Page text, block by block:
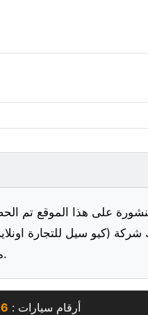
على هذا الموقع تم
شركة (كيو سيل للتجارة
من الأغراض المعلنة شخصيا والقيام بالفحص قبل الشراء.
أرقام سيارات :